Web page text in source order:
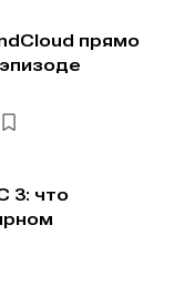
прямо
3: что